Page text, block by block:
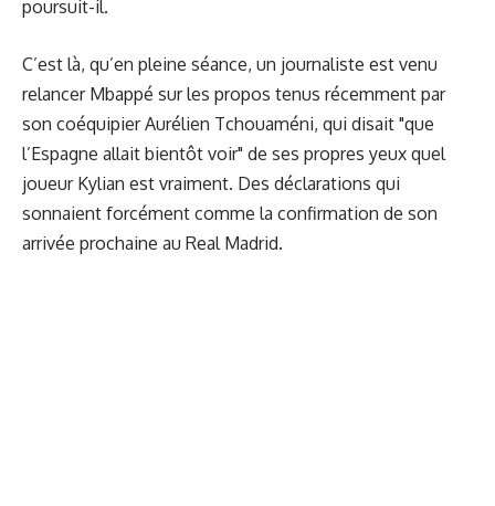
poursuit-il.
C’est là, qu’en pleine séance, un journaliste est venu
relancer Mbappé sur les propos tenus récemment par
son coéquipier Aurélien Tchouaméni, qui disait "que
l’Espagne allait bientôt voir" de ses propres yeux quel
joueur Kylian est vraiment. Des déclarations qui
sonnaient forcément comme la confirmation de son
arrivée prochaine au Real Madrid.